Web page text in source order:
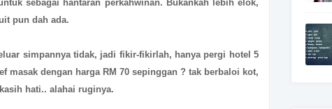
sebagai hantaran perkahwinan. Bukankah lebih elok,
pun dah ada.
simpannya tidak, jadi fikir-fikirlah, hanya pergi hotel 5
masak dengan harga RM 70 sepinggan ? tak berbaloi kot,
hati.. alahai ruginya.